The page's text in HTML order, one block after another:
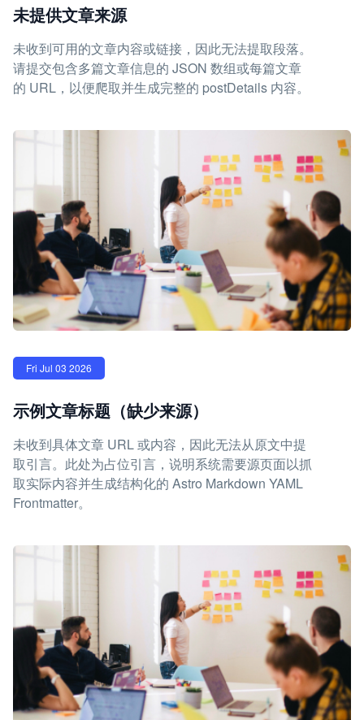
未提供文章来源
未收到可用的文章内容或链接，因此无法提取段落。
请提交包含多篇文章信息的 JSON 数组或每篇文章
的 URL，以便爬取并生成完整的 postDetails 内容。
Fri Jul 03 2026
示例文章标题（缺少来源）
未收到具体文章 URL 或内容，因此无法从原文中提
取引言。此处为占位引言，说明系统需要源页面以抓
取实际内容并生成结构化的 Astro Markdown YAML
Frontmatter。